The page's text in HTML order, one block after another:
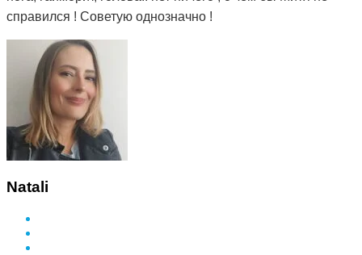
справился ! Советую однозначно !
Natali